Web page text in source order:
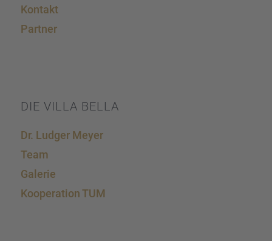
Kontakt
Partner
DIE VILLA BELLA
Dr. Ludger Meyer
Team
Galerie
Koope­ra­tion TUM